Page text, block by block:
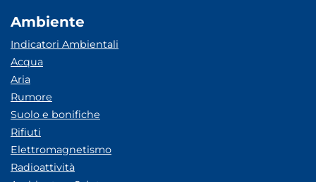
Ambiente
Indicatori Ambientali
Acqua
Aria
Rumore
Suolo e bonifiche
Rifiuti
Elettromagnetismo
Radioattività